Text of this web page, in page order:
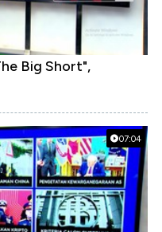
Big Short",
07:04